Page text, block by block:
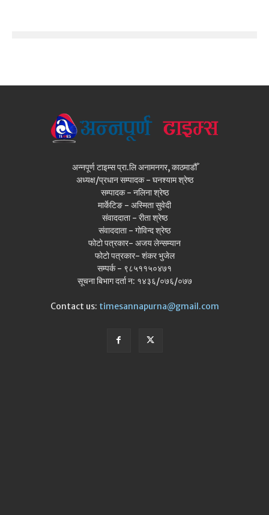
अन्नपूर्ण टाइम्स प्रा.लि अनामनगर, काठमाडौँ
अध्यक्ष/प्रधान सम्पादक - घनश्याम श्रेष्ठ
सम्पादक - नलिना श्रेष्ठ
मार्केटिङ - अस्मिता सुवेदी
संवाददाता - रीता श्रेष्ठ
संवाददाता - गोविन्द श्रेष्ठ
फोटो पत्रकार- अजय लेन्सम्यान
फोटो पत्रकार- शंकर भुजेल
सम्पर्क - ९८५११५०४७१
सूचना बिभाग दर्ता न: १४३६/०७६/०७७
Contact us: timesannapurna@gmail.com